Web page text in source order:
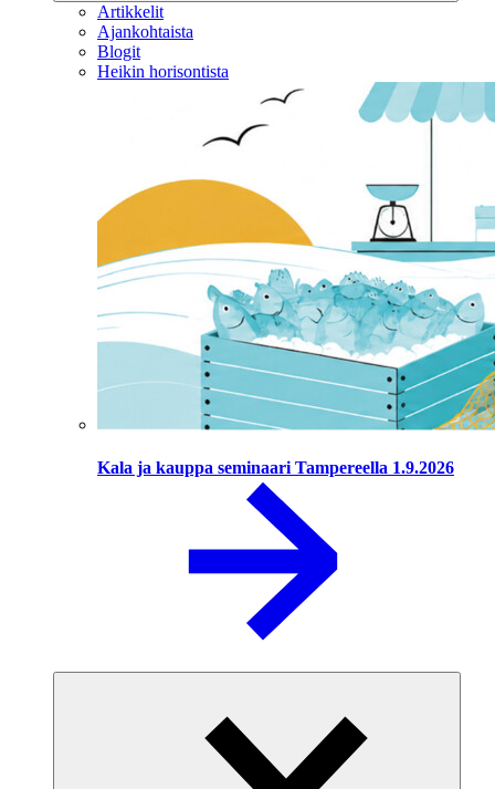
Artikkelit
Ajankohtaista
Blogit
Heikin horisontista
Kala ja kauppa seminaari Tampereella 1.9.2026